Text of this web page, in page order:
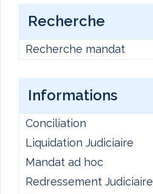
Recherche
Recherche mandat
Informations
Conciliation
Liquidation Judiciaire
Mandat ad hoc
Redressement Judiciaire